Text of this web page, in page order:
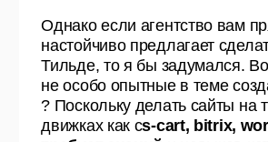
Однако если агентство вам
настойчиво предлагает
Тильде, то я бы задумался.
не особо опытные в теме
? Поскольку делать сайты на
движках как cs-cart, bitrix,